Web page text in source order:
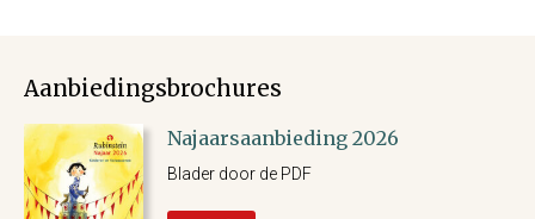
Aanbiedingsbrochures
Najaarsaanbieding 2026
Blader door de PDF